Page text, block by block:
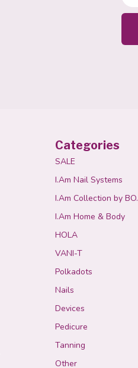
Categories
SALE
I.Am Nail Systems
I.Am Collection by BO.
I.Am Home & Body
HOLA
VANI-T
Polkadots
Nails
Devices
Pedicure
Tanning
Other